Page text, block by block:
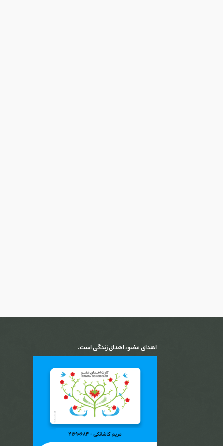
اهدای عضو، اهدای زندگی است.